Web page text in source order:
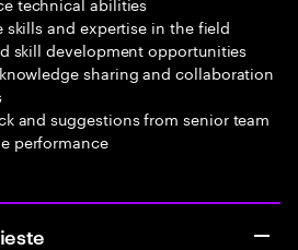
skills and expertise in the field
skill development opportunities
sharing and collaboration
and suggestions from senior team
performance